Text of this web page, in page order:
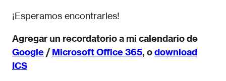
¡Esperamos encontrarles!
Agregar un recordatorio a mi calendario de
Google/ Microsoft Office 365, odownload
ICS